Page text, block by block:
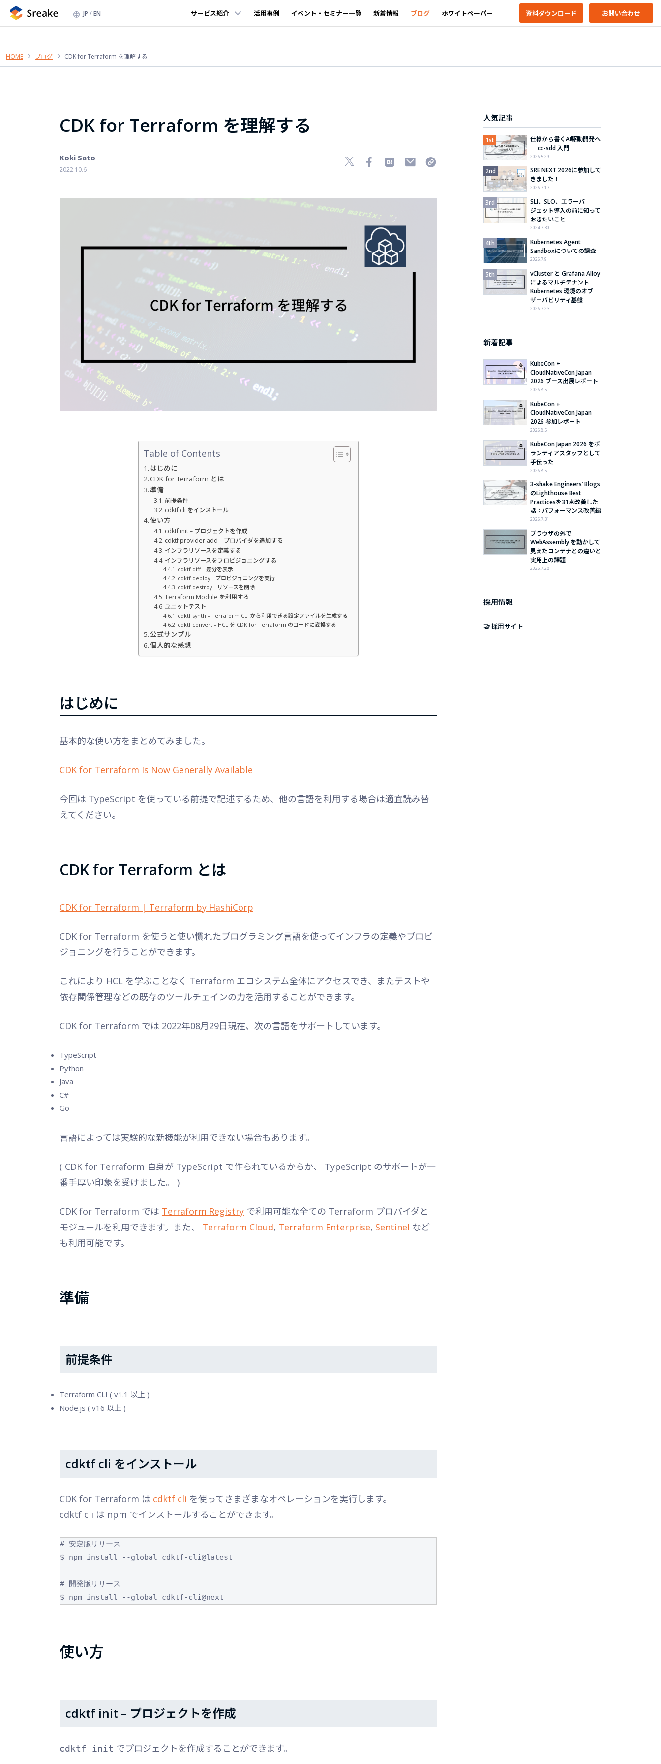
EN
JP サービス紹介 活用事例 イベント・セミナー一覧 新着情報 ブログ ホワイトペーパー 資料ダウンロード お問い合わせ
HOME ブログ CDK for Terraform を理解する
CDK for Terraform を理解する
Koki Sato
2022.10.6
Table of Contents
はじめに
CDK for Terraform とは
準備
前提条件
cdktf cli をインストール
使い方
cdktf init – プロジェクトを作成
cdktf provider add – プロバイダを追加する
インフラリソースを定義する
インフラリソースをプロビジョニングする
cdktf diff – 差分を表示
cdktf deploy – プロビジョニングを実行
cdktf destroy – リソースを削除
Terraform Module を利用する
ユニットテスト
cdktf synth – Terraform CLI から利用できる設定ファイルを生成する
cdktf convert – HCL を CDK for Terraform のコードに変換する
公式サンプル
個人的な感想
はじめに
基本的な使い方をまとめてみました。
CDK for Terraform Is Now Generally Available
今回は TypeScript を使っている前提で記述するため、他の言語を利用する場合は適宜読み替
えてください。
CDK for Terraform とは
CDK for Terraform | Terraform by HashiCorp
CDK for Terraform を使うと使い慣れたプログラミング言語を使ってインフラの定義やプロビ
ジョニングを行うことができます。
これにより HCL を学ぶことなく Terraform エコシステム全体にアクセスでき、またテストや
依存関係管理などの既存のツールチェインの力を活用することができます。
CDK for Terraform では 2022年08月29日現在、次の言語をサポートしています。
TypeScript
Python
Java
C#
Go
言語によっては実験的な新機能が利用できない場合もあります。
( CDK for Terraform 自身が TypeScript で作られているからか、 TypeScript のサポートが一
番手厚い印象を受けました。 )
CDK for Terraform では Terraform Registryで利用可能な全ての Terraform プロバイダと
モジュールを利用できます。また、 Terraform Cloud, Terraform Enterprise, Sentinel など
も利用可能です。
準備
前提条件
Terraform CLI ( v1.1 以上 )
Node.js ( v16 以上 )
cdktf cli をインストール
CDK for Terraform は cdktf cli を使ってさまざまなオペレーションを実行します。
cdktf cli は npm でインストールすることができます。
# 安定版リリース
$ npm install --global cdktf-cli@latest
# 開発版リリース
使い方
cdktf init – プロジェクトを作成
cdktf init でプロジェクトを作成することができます。
人気記事
仕様から書くAI駆動開発へ
― cc-sdd 入門
2026.5.29
SRE NEXT 2026に参加して
きました！
2026.7.17
SLI、SLO、エラーバ
ジェット導入の前に知って
おきたいこと
2024.7.30
Kubernetes Agent
Sandboxについての調査
2026.7.9
vCluster と Grafana Alloy
によるマルチテナント
Kubernetes 環境のオブ
ザーバビリティ基盤
2026.7.23
新着記事
KubeCon +
CloudNativeCon Japan
2026 ブース出展レポート
2026.8.5
KubeCon +
CloudNativeCon Japan
2026 参加レポート
2026.8.5
KubeCon Japan 2026 をボ
ランティアスタッフとして
手伝った
2026.8.5
3-shake Engineers’ Blogs
のLighthouse Best
Practicesを31点改善した
話：パフォーマンス改善編
2026.7.31
ブラウザの外で
WebAssembly を動かして
見えたコンテナとの違いと
実用上の課題
2026.7.28
採用情報
🤝 採用サイト